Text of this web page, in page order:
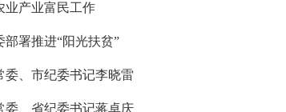
业产业富民工作
部署推进“阳光扶贫”
委、市纪委书记李晓雷
委、省纪委书记蒋卓庆